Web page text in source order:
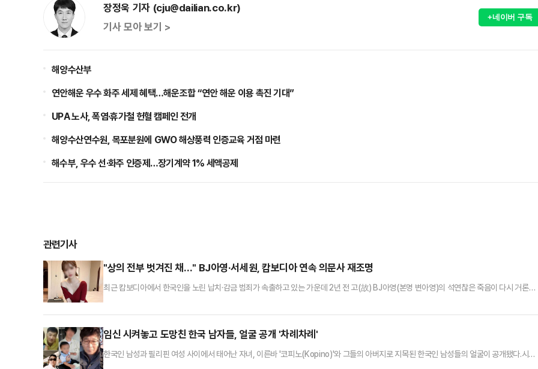
장정욱 기자 (cju@dailian.co.kr)
기사 모아 보기 >
+네이버 구독
해양수산부
연안해운 우수 화주 세제 혜택…해운조합 “연안 해운 이용 촉진 기대”
UPA 노사, 폭염·휴가철 헌혈 캠페인 전개
해양수산연수원, 목포분원에 GWO 해상풍력 인증교육 거점 마련
해수부, 우수 선·화주 인증제…장기계약 1% 세액공제
관련기사
"상의 전부 벗겨진 채…" BJ아영·서세원, 캄보디아 연속 의문사 재조명
최근 캄보디아에서 한국인을 노린 납치·감금 범죄가 속출하고 있는 가운데 2년 전 고(故) BJ아영(본명 변아영)의 석연찮은 죽음이 다시 거론되
덩이에 버려진 상태로 발견됐다.캄보디아 현지 경찰은 시신 유기 등의 혐의로 중국인 부부를 체포했다. 이들은 변씨가 자신들이 운영하는 병원
임신 시켜놓고 도망친 한국 남자들, 얼굴 공개 '차례차례'
한국인 남성과 필리핀 여성 사이에서 태어난 자녀, 이른바 '코피노(Kopino)'와 그들의 아버지로 지목된 한국인 남성들의 얼굴이 공개됐다.시민